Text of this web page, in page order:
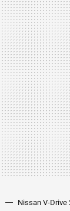
Nissan V-Drive